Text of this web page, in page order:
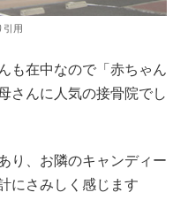
引用
も在中なので「赤ちゃん
さんに人気の接骨院でし
り、お隣のキャンディー
にさみしく感じます